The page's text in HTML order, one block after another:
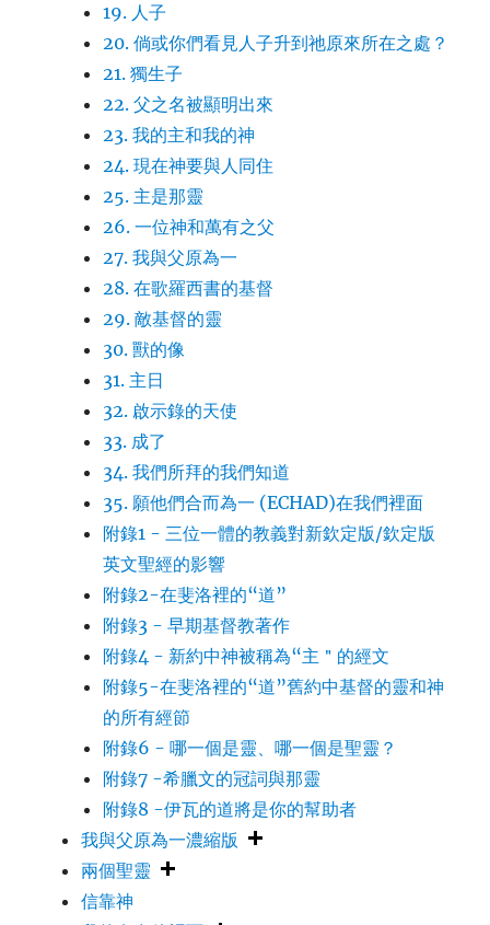
19. 人子
20. 倘或你們看見人子升到祂原來所在之處？
21. 獨生子
22. 父之名被顯明出來
23. 我的主和我的神
24. 現在神要與人同住
25. 主是那靈
26. 一位神和萬有之父
27. 我與父原為一
28. 在歌羅西書的基督
29. 敵基督的靈
30. 獸的像
31. 主日
32. 啟示錄的天使
33. 成了
34. 我們所拜的我們知道
35. 願他們合而為一 (ECHAD)在我們裡面
附錄1 - 三位一體的教義對新欽定版/欽定版
英文聖經的影響
附錄2-在斐洛裡的“道”
附錄3 - 早期基督教著作
附錄4 - 新約中神被稱為“主＂的經文
附錄5-在斐洛裡的“道”舊約中基督的靈和神
的所有經節
附錄6 - 哪一個是靈、哪一個是聖靈？
附錄7 -希臘文的冠詞與那靈
附錄8 -伊瓦的道將是你的幫助者
我與父原為一濃縮版
兩個聖靈
信靠神